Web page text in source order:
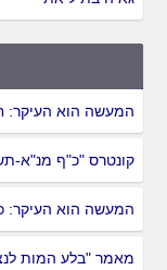
המעשה הוא העיקר:
קונטרס "כ"ף מנ"א-
המעשה הוא העיקר:
מאמר "בלע המות